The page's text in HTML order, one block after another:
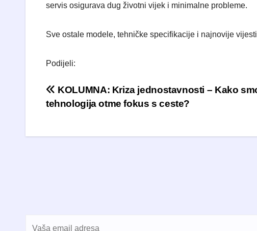
servis osigurava dug životni vijek i minimalne probleme.
Sve ostale modele, tehničke specifikacije i najnovije
Podijeli:
Navigacija objava
KOLUMNA: Kriza jednostavnosti – Kako
tehnologija otme fokus s ceste?